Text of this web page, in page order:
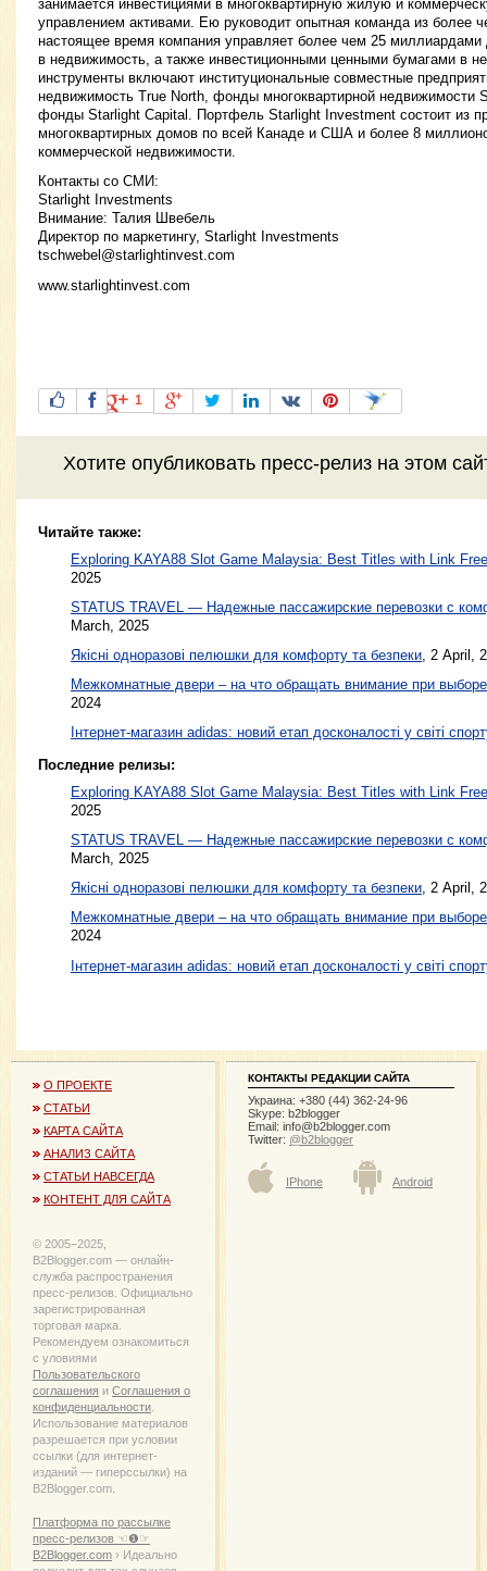
занимается инвестициями в многоквартирную жилую и
управлением активами. Ею руководит опытная команда из более
настоящее время компания управляет более чем 25
в недвижимость, а также инвестиционными ценными бумагами в
инструменты включают институциональные совместные
недвижимость True North, фонды многоквартирной недвижимости
фонды Starlight Capital. Портфель Starlight Investment состоит из
многоквартирных домов по всей Канаде и США и более 8
коммерческой недвижимости.
Контакты со СМИ:
Starlight Investments
Внимание: Талия Швебель
Директор по маркетингу, Starlight Investments
tschwebel@starlightinvest.com
www.starlightinvest.com
1
Хотите опубликовать пресс-релизна этом
Читайте также:
Exploring KAYA88 Slot Game Malaysia: Best Titles with Link
2025
STATUS TRAVEL — Надежные пассажирские перевозки с
March, 2025
Якісні одноразові пелюшки для комфорту та безпеки 2 April,
Межкомнатные двери – на что обращать внимание при
2024
Інтернет-магазин adidas: новий етап досконалості у світі
Последние релизы:
Exploring KAYA88 Slot Game Malaysia: Best Titles with Link
2025
STATUS TRAVEL — Надежные пассажирские перевозки с
March, 2025
Якісні одноразові пелюшки для комфорту та безпеки, 2 April,
Межкомнатные двери – на что обращать внимание при
2024
Інтернет-магазин adidas: новий етап досконалості у світі
О ПРОЕКТЕ
СТАТЬИ
КАРТА САЙТА
АНАЛИЗ САЙТА
СТАТЬИ НАВСЕГДА
КОНТЕНТ ДЛЯ САЙТА
© 2005−2025,
B2Blogger.com — онлайн-
служба распространения
пресс-релизов. Официально
зарегистрированная
торговая марка.
Рекомендуем ознакомиться
с уловиями
Пользовательского
соглашения и Соглашения о
конфиденциальности
Использование материалов
разрешается при условии
ссылки (для интернет-
изданий — гиперссылки) на
B2Blogger.com.
Платформа по рассылке
пресс-релизов ☜❶☞
B2Blogger.com › Идеально
КОНТАКТЫ РЕДАКЦИИ САЙТА
Украина: +380 (44) 362-24-96
Skype: b2blogger
Email: info@b2blogger.com
Twitter: @b2blogger
IPhone Android